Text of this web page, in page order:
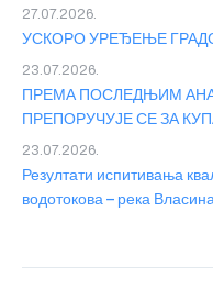
УСКОРО УРЕЂЕЊЕ
27.07.2026.
ПРЕМА ПОСЛЕДЊИМ
ПРЕПОРУЧУЈЕ СЕ ЗА
23.07.2026.
Резултати испитивања
водотокова – река
23.07.2026.